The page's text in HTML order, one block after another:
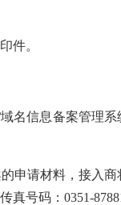
件。
名信息备案管理
申请材料，接入
号码：0351-